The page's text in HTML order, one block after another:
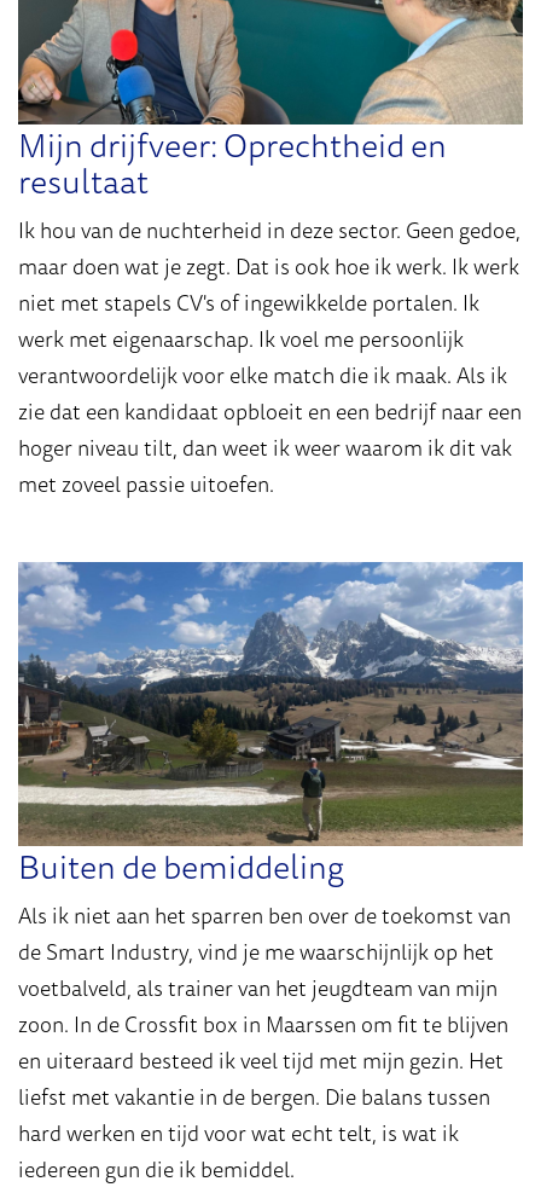
Mijn drijfveer: Oprechtheid en
resultaat
Ik hou van de nuchterheid in deze sector. Geen gedoe,
maar doen wat je zegt. Dat is ook hoe ik werk. Ik werk
niet met stapels CV's of ingewikkelde portalen. Ik
werk met eigenaarschap. Ik voel me persoonlijk
verantwoordelijk voor elke match die ik maak. Als ik
zie dat een kandidaat opbloeit en een bedrijf naar een
hoger niveau tilt, dan weet ik weer waarom ik dit vak
met zoveel passie uitoefen.
Buiten de bemiddeling
Als ik niet aan het sparren ben over de toekomst van
de Smart Industry, vind je me waarschijnlijk op het
voetbalveld, als trainer van het jeugdteam van mijn
zoon. In de Crossfit box in Maarssen om fit te blijven
en uiteraard besteed ik veel tijd met mijn gezin. Het
liefst met vakantie in de bergen. Die balans tussen
hard werken en tijd voor wat echt telt, is wat ik
iedereen gun die ik bemiddel.